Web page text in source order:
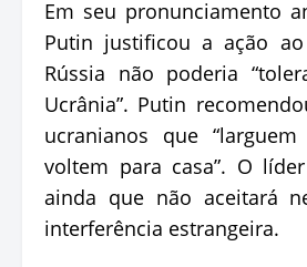
Em seu pronunciamento
Putin justificou a ação
Rússia não poderia
Ucrânia”. Putin
ucranianos que
voltem para casa”. O
ainda que não aceitará
interferência estrangeira.